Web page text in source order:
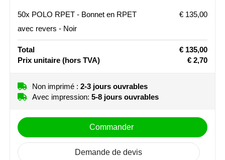
Swiss Peak
TACX
Victorinox
Vinga
Waterman
50x POLO RPET - Bonnet en RPET
avec revers - Noir
€ 135,00
Total
€ 135,00
Prix unitaire (hors TVA) € 2,70
Non imprimé : 2-3 jours ouvrables
Avec impression: 5-8 jours ouvrables
Commander
Demande de devis